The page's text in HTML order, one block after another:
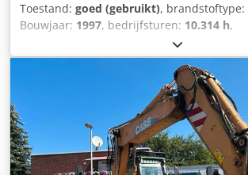
Toestand: goed (gebruikt), brandstoftype:
Bouwjaar: 1997, bedrijfsturen: 10.314 h,
JEE0055599
graafmachine nr. JEE0055599 1997 93 kW